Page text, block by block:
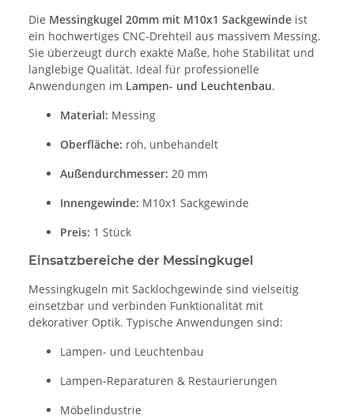
Die Messingkugel 20mm mit M10x1 Sackgewinde ist
ein hochwertiges CNC-Drehteil aus massivem Messing.
Sie überzeugt durch exakte Maße, hohe Stabilität und
langlebige Qualität. Ideal für professionelle
Anwendungen im Lampen- und Leuchtenbau.
Material: Messing
Oberfläche: roh, unbehandelt
Außendurchmesser: 20 mm
Innengewinde: M10x1 Sackgewinde
Preis: 1 Stück
Einsatzbereiche der Messingkugel
Messingkugeln mit Sacklochgewinde sind vielseitig
einsetzbar und verbinden Funktionalität mit
dekorativer Optik. Typische Anwendungen sind:
Lampen- und Leuchtenbau
Lampen-Reparaturen & Restaurierungen
Möbelindustrie